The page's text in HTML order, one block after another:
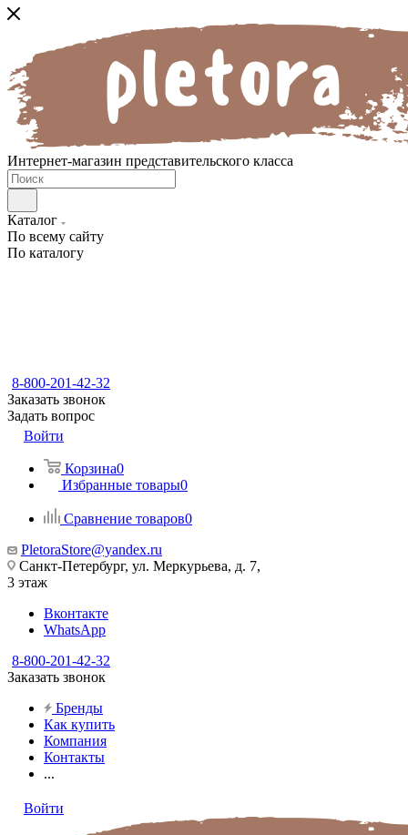
Интернет-магазин представительского класса
Каталог
По всему сайту
По каталогу
8-800-201-42-32
Заказать звонок
Задать вопрос
Войти
Корзина0
Избранные товары0
Сравнение товаров0
PletoraStore@yandex.ru
Санкт-Петербург, ул. Меркурьева, д. 7,
3 этаж
Вконтакте
WhatsApp
8-800-201-42-32
Заказать звонок
Бренды
Как купить
Компания
Контакты
...
Войти